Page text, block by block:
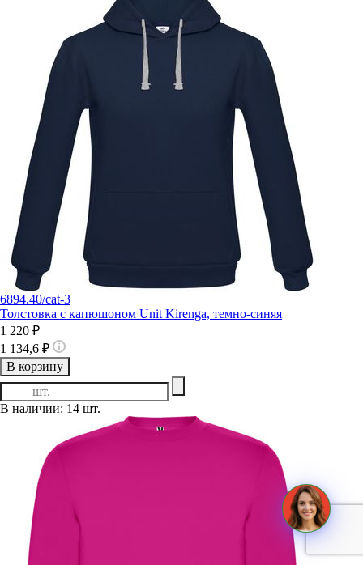
6894.40/cat-3
Толстовка с капюшоном Unit Kirenga, темно-синяя
1 220 ₽
1 134,6 ₽
В корзину
В наличии: 14 шт.